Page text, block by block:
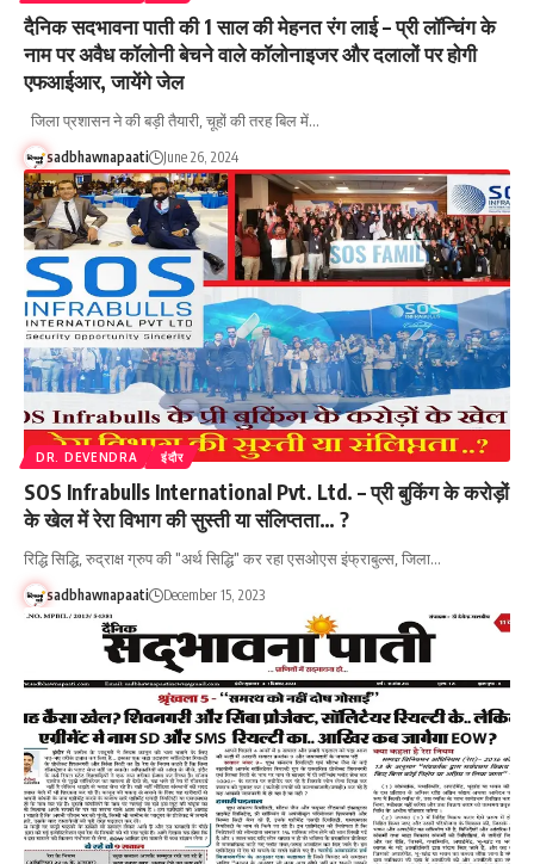
दैनिक सदभावना पाती की 1 साल की मेहनत रंग लाई – प्री लॉन्चिंग के
नाम पर अवैध कॉलोनी बेचने वाले कॉलोनाइजर और दलालों पर होगी
एफआईआर, जायेंगे जेल
जिला प्रशासन ने की बड़ी तैयारी, चूहों की तरह बिल में…
sadbhawnapaati June 26, 2024
DR. DEVENDRA इंदौर
SOS Infrabulls International Pvt. Ltd. – प्री बुकिंग के करोड़ों
के खेल में रेरा विभाग की सुस्ती या संलिप्तता… ?
रिद्धि सिद्धि, रुद्राक्ष ग्रुप की "अर्थ सिद्धि" कर रहा एसओएस इंफ्राबुल्स, जिला…
sadbhawnapaati December 15, 2023